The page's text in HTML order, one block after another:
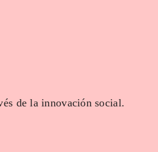
de la innovación social.